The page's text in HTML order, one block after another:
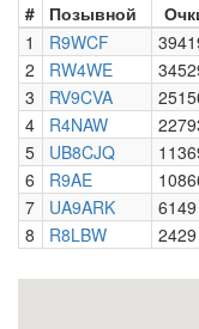
# Позывной
1
R9WCF
2
RW4WE
3
RV9CVA
4
R4NAW
5
UB8CJQ
6
R9AE
7
UA9ARK 6149
8
R8LBW 2429